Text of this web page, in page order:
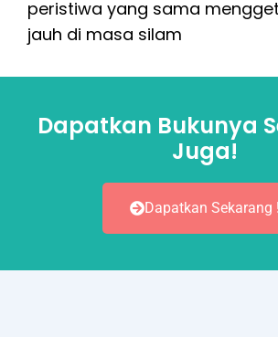
peristiwa yang sama
jauh di masa silam
Dapatkan Bukunya
Juga!
Dapatkan Sekarang !